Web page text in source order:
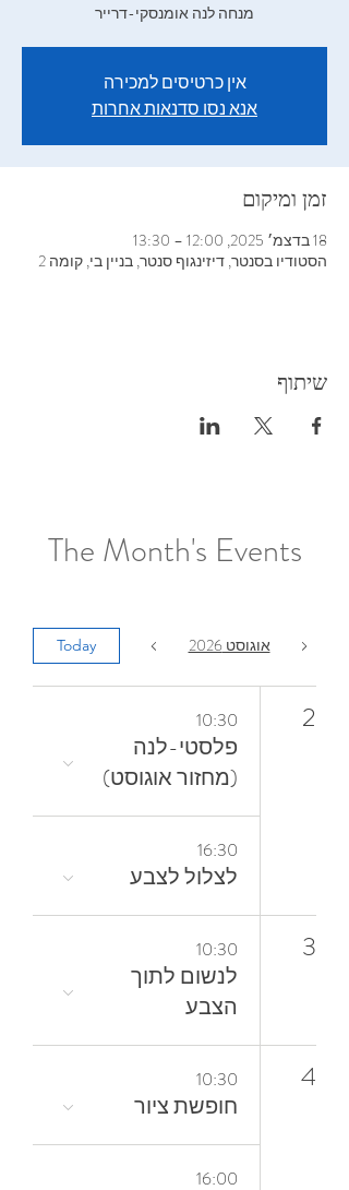
מנחה לנה אומנסקי-דרייר
אין כרטיסים למכירה
אנא נסו סדנאות אחרות
זמן ומיקום
18 בדצמ׳ 2025, 12:00 – 13:30
הסטודיו בסנטר, דיזינגוף סנטר, בניין בי, קומה 2
שיתוף
The Month's Events
אוגוסט 2026 Today
2
10:30
פלסטי-לנה
(מחזור אוגוסט)
16:30
לצלול‭ ‬לצבע‭
3
10:30
‬הצבע
4
10:30
חופשת ציור
16:00